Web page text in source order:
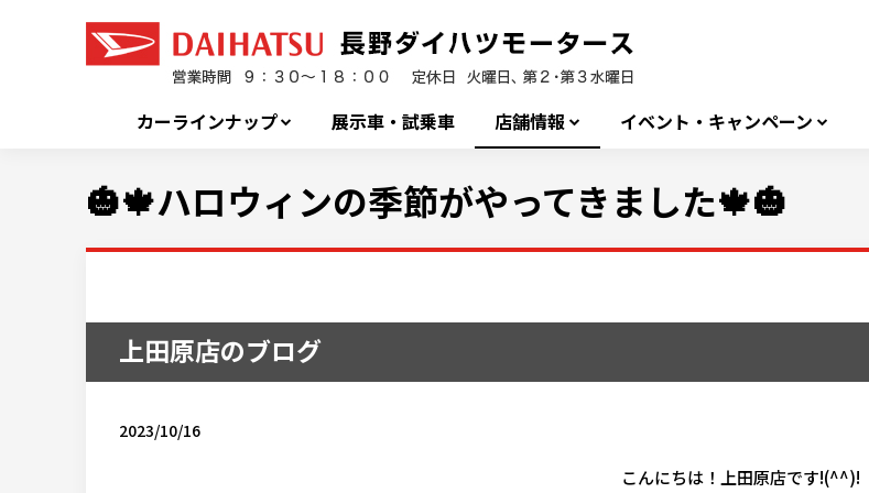
カーラインナップ 展示車・試乗車 店舗情報 イベント・キャンペーン
🎃🍁ハロウィンの季節がやってきました🍁🎃
上田原店のブログ
2023/10/16
こんにちは！上田原店です!(^^)!